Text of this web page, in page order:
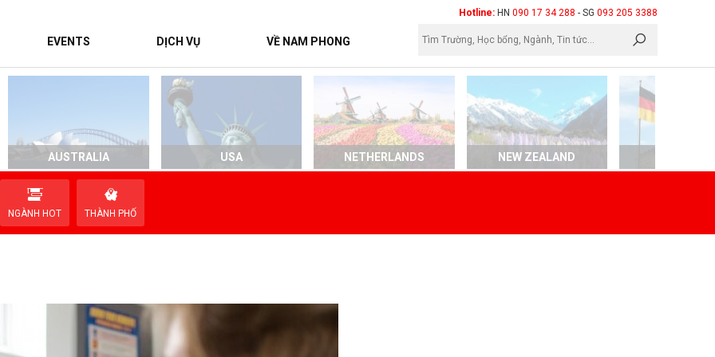
Hotline: HN 090 17 34 288 - SG 093 205 3388
EVENTS DỊCH VỤ VỀ NAM PHONG
AUSTRALIA USA NETHERLANDS NEW ZEALAND
NGÀNH HOT THÀNH PHỐ